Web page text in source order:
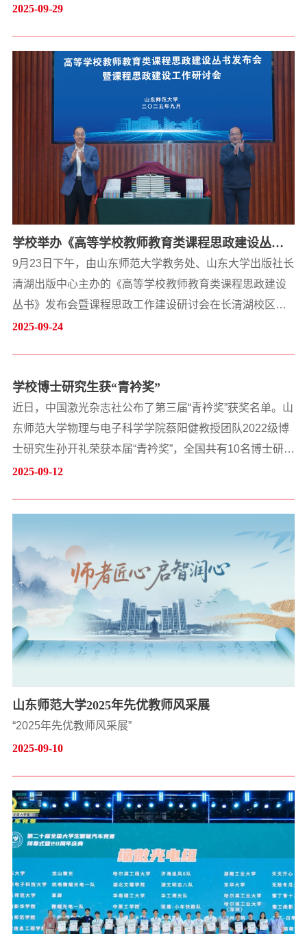
会各界的广泛关注、热烈响应和倾力支持，在此致以衷心
校75周年之际，召开高质量发展论坛等一系列活动。高质
量发展论坛是学校回顾75年奋进历程、总结办学成绩、擘
向智转型的重要契机，...
2025-09-29
学校举办《高等学校教师教育类课程思政建设丛
书》发布会暨课程思政工作建设研讨会
9月23日下午，由山东师范大学教务处、山东大学出版社长
清湖出版中心主办的《高等学校教师教育类课程思政建设
丛书》发布会暨课程思政工作建设研讨会在长清湖校区文
昌楼107报告厅举行。丛书总主编、校党委书记冯继康教
有关部门负责同志、各丛书分册编者、各学院教学院长、
课程思政工作室负责人参加活动。冯继康指出，课程思政
是高校落实立德树人根本任务的关键举措，...
2025-09-24
学校博士研究生获“青衿奖”
近日，中国激光杂志社公布了第三届“青衿奖”获奖名单。山
东师范大学物理与电子科学学院蔡阳健教授团队2022级博
士研究生孙开礼荣获本届“青衿奖”，全国共有10名博士研究
生和1名硕士研究生获奖。2023年，中国激光杂志社创立
选包含“青衿奖”“青衿奖提名奖”和“青衿奖入围奖”。孙开礼
经过专家函评与在线答辩等环节的严格评审，...
2025-09-12
山东师范大学2025年先优教师风采展
“2025年先优教师风采展”
2025-09-10